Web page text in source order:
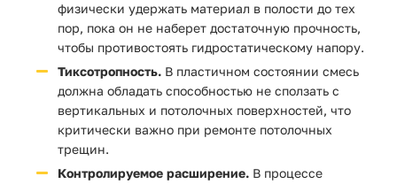
физически удержать материал в полости до тех
пор, пока он не наберет достаточную прочность,
чтобы противостоять гидростатическому напору.
Тиксотропность. В пластичном состоянии смесь
должна обладать способностью не сползать с
вертикальных и потолочных поверхностей, что
критически важно при ремонте потолочных
трещин.
Контролируемое расширение. В процессе